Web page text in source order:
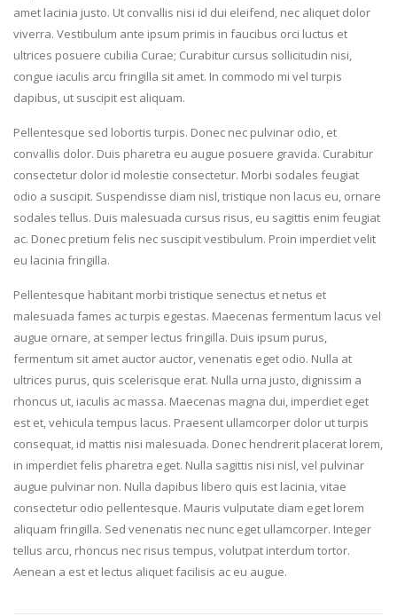
amet lacinia justo. Ut convallis nisi id dui eleifend, nec aliquet dolor
viverra. Vestibulum ante ipsum primis in faucibus orci luctus et
ultrices posuere cubilia Curae; Curabitur cursus sollicitudin nisi,
congue iaculis arcu fringilla sit amet. In commodo mi vel turpis
dapibus, ut suscipit est aliquam.
Pellentesque sed lobortis turpis. Donec nec pulvinar odio, et
convallis dolor. Duis pharetra eu augue posuere gravida. Curabitur
consectetur dolor id molestie consectetur. Morbi sodales feugiat
odio a suscipit. Suspendisse diam nisl, tristique non lacus eu, ornare
sodales tellus. Duis malesuada cursus risus, eu sagittis enim feugiat
ac. Donec pretium felis nec suscipit vestibulum. Proin imperdiet velit
eu lacinia fringilla.
Pellentesque habitant morbi tristique senectus et netus et
malesuada fames ac turpis egestas. Maecenas fermentum lacus vel
augue ornare, at semper lectus fringilla. Duis ipsum purus,
fermentum sit amet auctor auctor, venenatis eget odio. Nulla at
ultrices purus, quis scelerisque erat. Nulla urna justo, dignissim a
rhoncus ut, iaculis ac massa. Maecenas magna dui, imperdiet eget
est et, vehicula tempus lacus. Praesent ullamcorper dolor ut turpis
consequat, id mattis nisi malesuada. Donec hendrerit placerat lorem,
in imperdiet felis pharetra eget. Nulla sagittis nisi nisl, vel pulvinar
augue pulvinar non. Nulla dapibus libero quis est lacinia, vitae
consectetur odio pellentesque. Mauris vulputate diam eget lorem
aliquam fringilla. Sed venenatis nec nunc eget ullamcorper. Integer
tellus arcu, rhoncus nec risus tempus, volutpat interdum tortor.
Aenean a est et lectus aliquet facilisis ac eu augue.